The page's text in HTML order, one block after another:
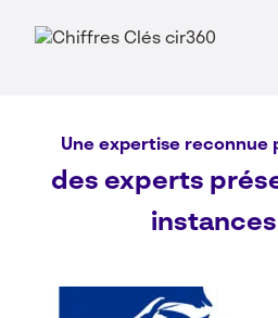
Une expertise reconnue
des experts